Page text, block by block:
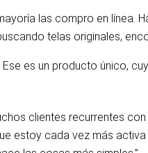
las compro en línea.
telas originales,
es un producto único,
clientes recurrentes
estoy cada vez más